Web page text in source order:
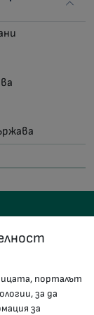
порталът
за да
за